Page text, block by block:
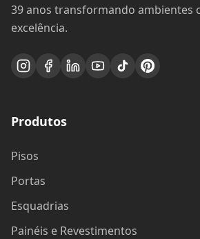
39 anos transformando ambientes
excelência.
Produtos
Pisos
Portas
Esquadrias
Painéis e Revestimentos